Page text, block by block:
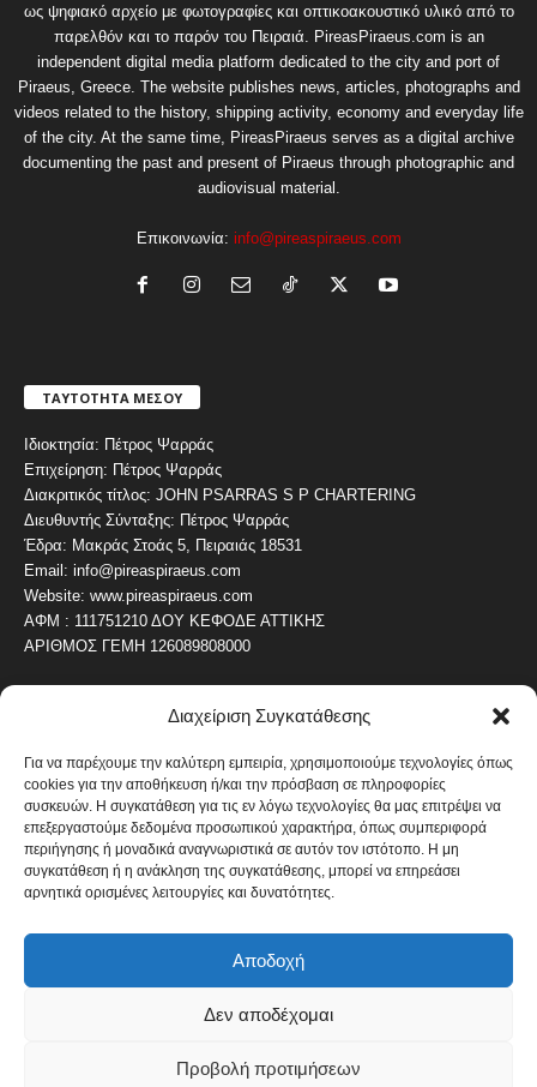
Διαχείριση Συγκατάθεσης
Για να παρέχουμε την καλύτερη εμπειρία, χρησιμοποιούμε τεχνολογίες όπως
cookies για την αποθήκευση ή/και την πρόσβαση σε πληροφορίες
συσκευών. Η συγκατάθεση για τις εν λόγω τεχνολογίες θα μας επιτρέψει να
επεξεργαστούμε δεδομένα προσωπικού χαρακτήρα, όπως συμπεριφορά
περιήγησης ή μοναδικά αναγνωριστικά σε αυτόν τον ιστότοπο. Η μη
συγκατάθεση ή η ανάκληση της συγκατάθεσης, μπορεί να επηρεάσει
αρνητικά ορισμένες λειτουργίες και δυνατότητες.
Αποδοχή
Δεν αποδέχομαι
Προβολή προτιμήσεων
ως ψηφιακό αρχείο με φωτογραφίες και οπτικοακουστικό υλικό από το
παρελθόν και το παρόν του Πειραιά. PireasPiraeus.com is an
independent digital media platform dedicated to the city and port of
Piraeus, Greece. The website publishes news, articles, photographs and
videos related to the history, shipping activity, economy and everyday life
of the city. At the same time, PireasPiraeus serves as a digital archive
documenting the past and present of Piraeus through photographic and
audiovisual material.
Επικοινωνία: info@pireaspiraeus.com
ΤΑΥΤΟΤΗΤΑ ΜΕΣΟΥ
Ιδιοκτησία: Πέτρος Ψαρράς
Επιχείρηση: Πέτρος Ψαρράς
Διακριτικός τίτλος: JOHN PSARRAS S P CHARTERING
Διευθυντής Σύνταξης: Πέτρος Ψαρράς
Έδρα: Μακράς Στοάς 5, Πειραιάς 18531
Email: info@pireaspiraeus.com
Website: www.pireaspiraeus.com
ΑΦΜ : 111751210 ΔΟΥ ΚΕΦΟΔΕ ΑΤΤΙΚΗΣ
ΑΡΙΘΜΟΣ ΓΕΜΗ 126089808000
ΔΗΜΟΦΙΛΗ ΚΑΤΗΓΟΡΙΑ
ΝΕΑ ΤΟΥ ΠΕΙΡΑΙΑ
ΟΛΥΜΠΙΑΚΟΣ
ΑΛΛΑ ΚΟΙΝΩΝΙΚΑ
ΕΙΔΗΣΕΙΣ ΝΑΥΤΙΛΙΑ
ΟΙΚΟΝΟΜΙΚΑ
ΚΑΛΛΙΤΕΧΝΙΚΑ 822